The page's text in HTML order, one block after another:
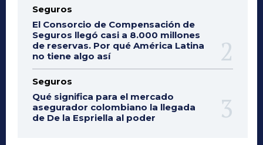
Seguros
El Consorcio de Compensación de
Seguros llegó casi a 8.000 millones
de reservas. Por qué América Latina
no tiene algo así
Seguros
Qué significa para el mercado
asegurador colombiano la llegada
de De la Espriella al poder